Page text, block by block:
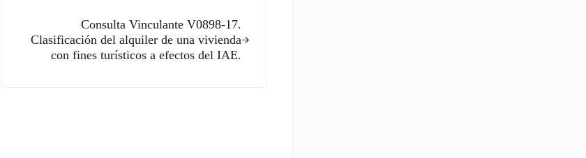
Consulta Vinculante V0898-17.
Clasificación del alquiler de una vivienda
con fines turísticos a efectos del IAE.